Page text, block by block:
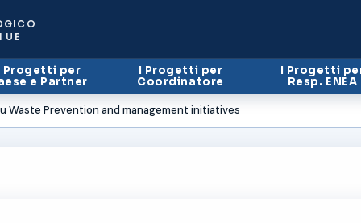
UE
Progetti per
e Partner
I Progetti per
Coordinatore
I Progetti
Resp. ENEA
Waste Prevention and management initiatives